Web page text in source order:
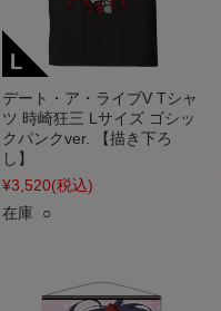
デート・ア・ライブV Tシャ
ツ 時崎狂三 Lサイズ ゴシッ
クパンクver. 【描き下ろ
し】
¥3,520(税込)
在庫 ○